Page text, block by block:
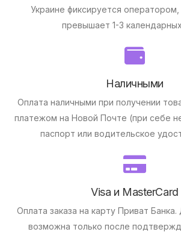
Украине фиксируется
превышает 1-3
Наличными
Оплата наличными при получении
платежом на Новой Почте (при себе
паспорт или водительское
Visa и MasterCard
Оплата заказа на карту Приват Банка.
возможна только после